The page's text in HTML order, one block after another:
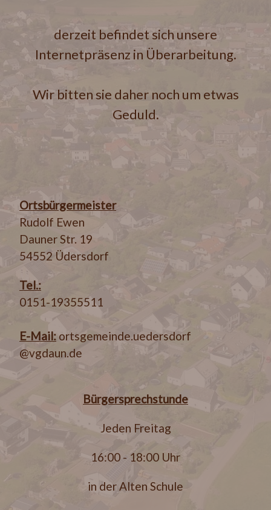
derzeit befindet sich unsere
Internetpräsenz in Überarbeitung.
Wir bitten sie daher noch um etwas
Geduld.
Ortsbürgermeister
Rudolf Ewen
Dauner Str. 19
54552 Üdersdorf
Tel.:
0151-19355511
E-Mail: ortsgemeinde.uedersdorf
@vgdaun.de
Bürgersprechstunde
Jeden Freitag
16:00 - 18:00 Uhr
in der Alten Schule